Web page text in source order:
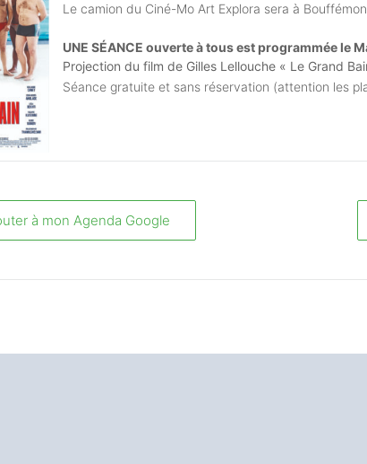
Le camion du Ciné-Mo Art Explora sera à
UNE SÉANCE ouverte à tous est programmée le
Projection du film de Gilles Lellouche « Le Grand
Séance gratuite et sans réservation (attention les
à mon Agenda Google